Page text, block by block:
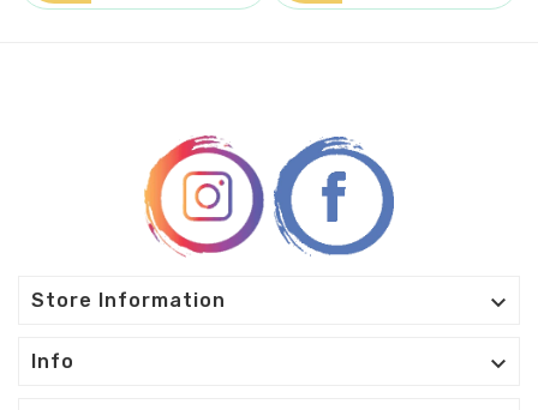
Store Information 
Info 